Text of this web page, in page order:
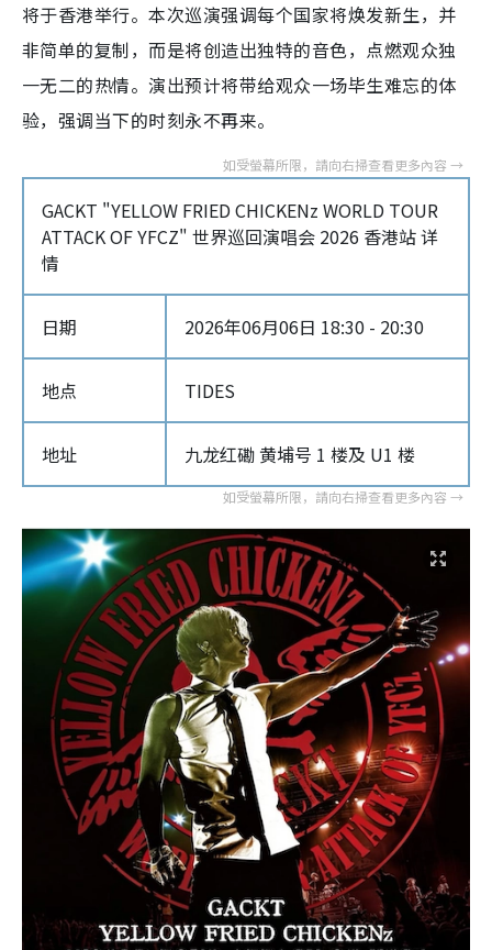
将于香港举行。本次巡演强调每个国家将焕发新生，并
非简单的复制，而是将创造出独特的音色，点燃观众独
一无二的热情。演出预计将带给观众一场毕生难忘的体
验，强调当下的时刻永不再来。
GACKT "YELLOW FRIED CHICKENz WORLD TOUR
ATTACK OF YFCZ" 世界巡回演唱会 2026 香港站 详
情
日期 2026年06月06日 18:30 - 20:30
地点 TIDES
地址 九龙红磡 黄埔号 1 楼及 U1 楼